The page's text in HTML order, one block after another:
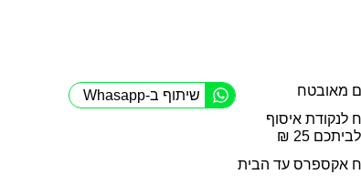
מאובטח
לנקודת איסוף
25 ₪
אקספרס עד הבית
שיתוף ב-Whasapp